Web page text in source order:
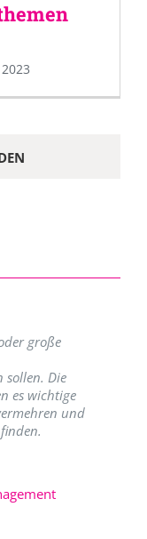
große
sollen. Die
es wichtige
und